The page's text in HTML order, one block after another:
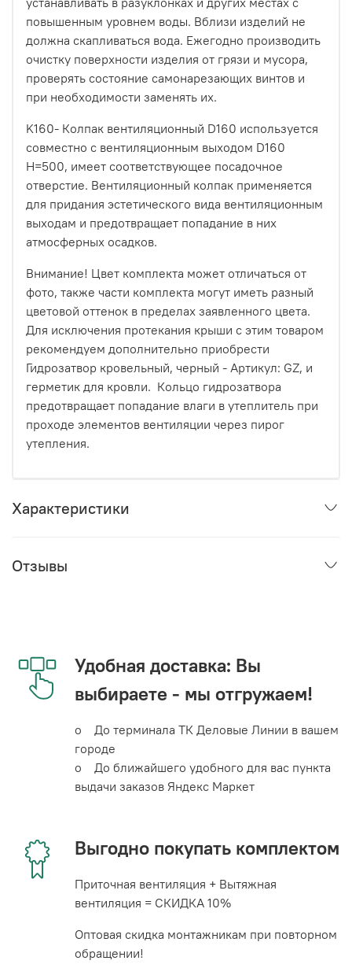
повышенным уровнем воды. Вблизи изделий не
должна скапливаться вода. Ежегодно производить
очистку поверхности изделия от грязи и мусора,
проверять состояние самонарезающих винтов и
при необходимости заменять их.
K160- Колпак вентиляционный D160 используется
совместно с вентиляционным выходом D160
H=500, имеет соответствующее посадочное
отверстие. Вентиляционный колпак применяется
для придания эстетического вида вентиляционным
выходам и предотвращает попадание в них
атмосферных осадков.
Внимание! Цвет комплекта может отличаться от
фото, также части комплекта могут иметь разный
цветовой оттенок в пределах заявленного цвета.
Для исключения протекания крыши с этим товаром
рекомендуем дополнительно приобрести
Гидрозатвор кровельный, черный - Артикул: GZ, и
герметик для кровли. Кольцо гидрозатвора
предотвращает попадание влаги в утеплитель при
проходе элементов вентиляции через пирог
утепления.
Характеристики
Отзывы
Удобная доставка: Вы
выбираете - мы отгружаем!
o До терминала ТК Деловые Линии в вашем
городе
o До ближайшего удобного для вас пункта
выдачи заказов Яндекс Маркет
Выгодно покупать комплектом
Приточная вентиляция + Вытяжная
вентиляция = СКИДКА 10%
Оптовая скидка монтажникам при повторном
обращении!